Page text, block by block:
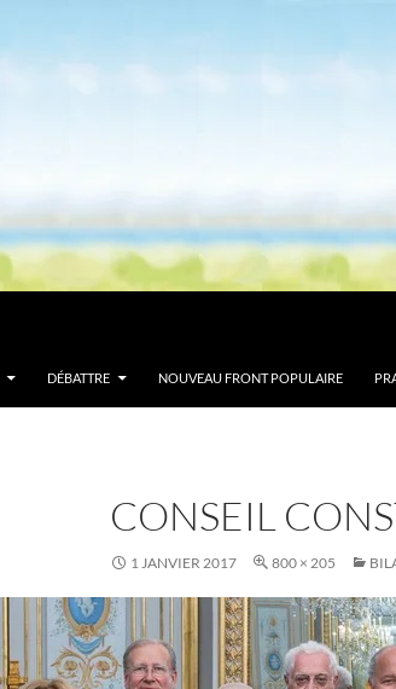
DÉBATTRE NOUVEAU FRONT POPULAIRE
CONSEIL
1 JANVIER 2017 800 × 205